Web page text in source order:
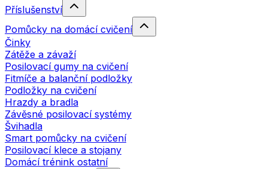
Příslušenství
Pomůcky na domácí cvičení
Činky
Zátěže a závaží
Posilovací gumy na cvičení
Fitmíče a balanční podložky
Podložky na cvičení
Hrazdy a bradla
Závěsné posilovací systémy
Švihadla
Smart pomůcky na cvičení
Posilovací klece a stojany
Domácí trénink ostatní